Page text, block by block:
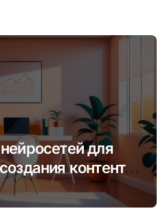
для
контента
онлайн